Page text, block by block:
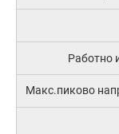
Работно
Макс.пиково